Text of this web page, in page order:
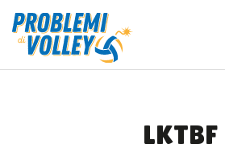
LKTBF